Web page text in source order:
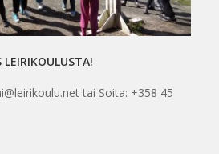
LEIRIKOULUSTA!
tai Soita: +358 45